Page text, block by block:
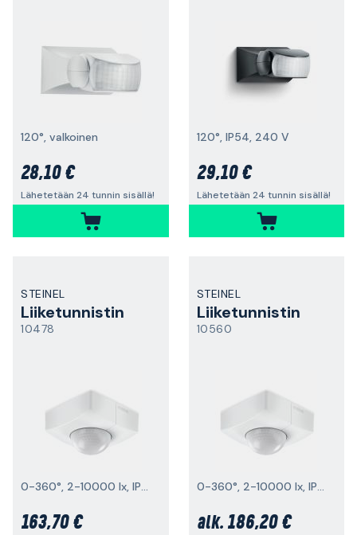
120°, valkoinen
28,10 €
Lähetetään 24 tunnin sisällä!
120°, IP54, 240 V
29,10 €
Lähetetään 24 tunnin sisällä!
STEINEL
Liiketunnistin
10478
0-360°, 2-10000 lx, IP54
163,70 €
STEINEL
Liiketunnistin
10560
0-360°, 2-10000 lx, IP54
alk. 186,20 €